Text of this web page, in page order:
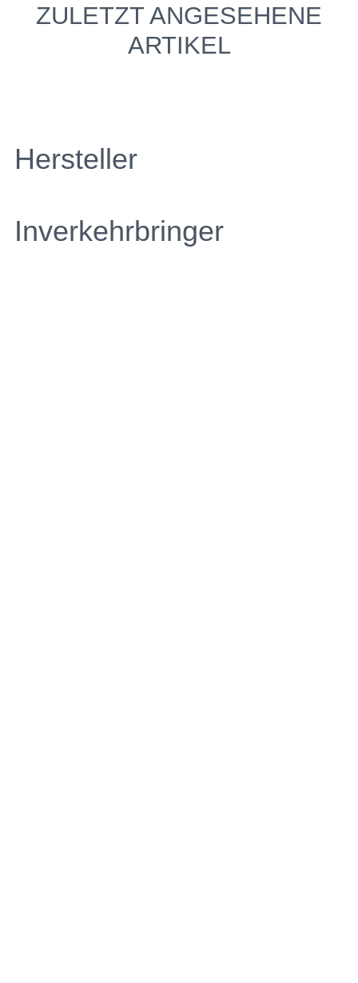
ZULETZT ANGESEHENE
ARTIKEL
Hersteller
Inverkehrbringer